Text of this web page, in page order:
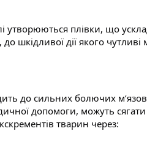
утворюються плівки, що
шкідливої дії якого чутливі
до сильних болючих
допомоги, можуть
тварин через: